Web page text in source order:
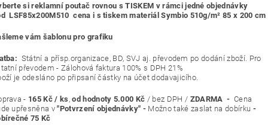
si reklamní poutač rovnou s TISKEM v rámci jedné objednávky
LSF85x200M510 cena i s tiskem materiál Symbio 510g/m² 85 x 200 cm
vám šablonu pro grafiku
Státní a přísp.organizace, BD, SVJ aj. převodem po dodání zboží. Pro
převodem - Zálohová faktura 100% s DPH 21%
je odesláno po připsaní částky na účet dodavajicího.
- 165 Kč / ks , od hodnoty 5.000 Kč / bez DPH / ZDARMA - Cena
upřesněna v "Potvrzení objednávky" - Možno také zaslat na dobírku -
75 Kč